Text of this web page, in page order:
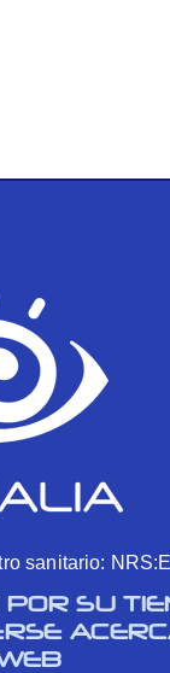
sanitario:
POR SU